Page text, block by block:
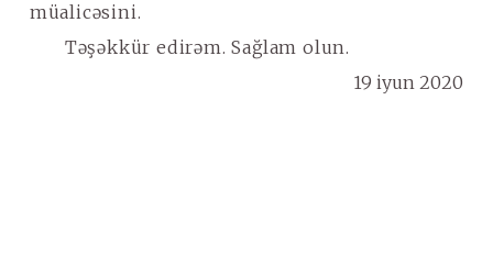
müalicəsini.
Təşəkkür edirəm. Sağlam olun.
19 iyun 2020